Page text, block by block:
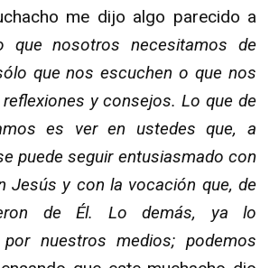
me dijo algo parecido a
que nosotros necesitamos de
que nos escuchen o que nos
y consejos. Lo que de
es ver en ustedes que, a
puede seguir entusiasmado con
Jesús y con la vocación que, de
de Él. Lo demás, ya lo
por nuestros medios; podemos